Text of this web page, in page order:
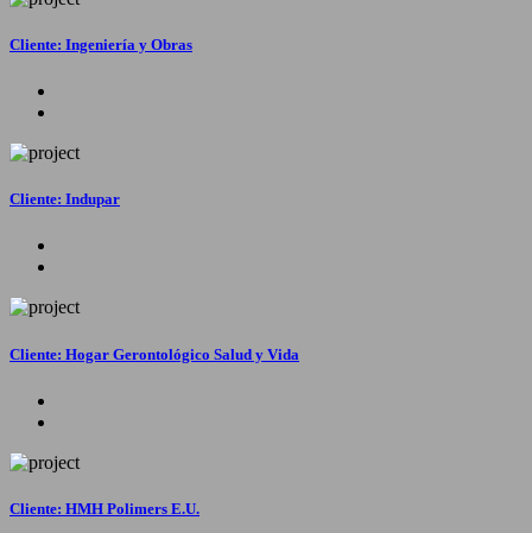
Cliente: Ingeniería y Obras
Cliente: Indupar
Cliente: Hogar Gerontológico Salud y Vida
Cliente: HMH Polimers E.U.